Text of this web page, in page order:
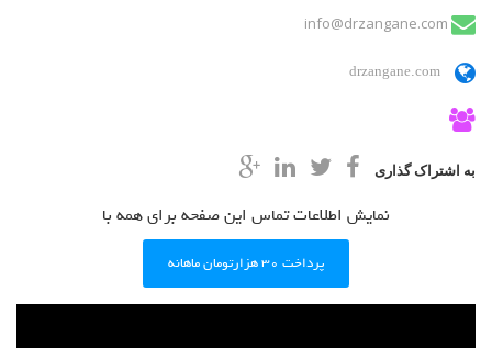
drzangane.com
به اشتراک گذاری
نمایش اطلاعات تماس این صفحه برای همه با
پرداخت ۳۰ هزارتومان ماهانه